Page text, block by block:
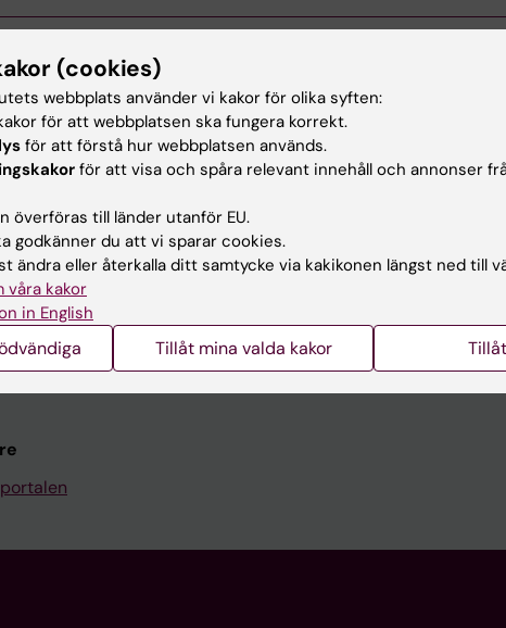
Kontakta och besök KI
Universitetsbiblioteket
Jobba på KI
Kontakta presstjänsten
(cookies)
webbplats använder vi kakor för olika syften:
för att webbplatsen ska fungera korrekt.
för att förstå hur webbplatsen används.
för att visa och spåra relevant innehåll och annonser
överföras till länder utanför EU.
godkänner du att vi sparar cookies.
ändra eller återkalla ditt samtycke via kakikonen längst ned till
våra kakor
in English
Tillåt mina valda kakor